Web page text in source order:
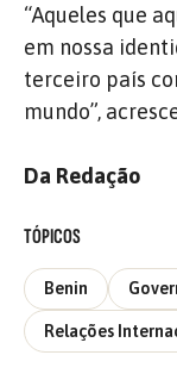
“Aqueles que
em nossa
terceiro país
mundo”,
Da Redação
TÓPICOS
Benin
Relações